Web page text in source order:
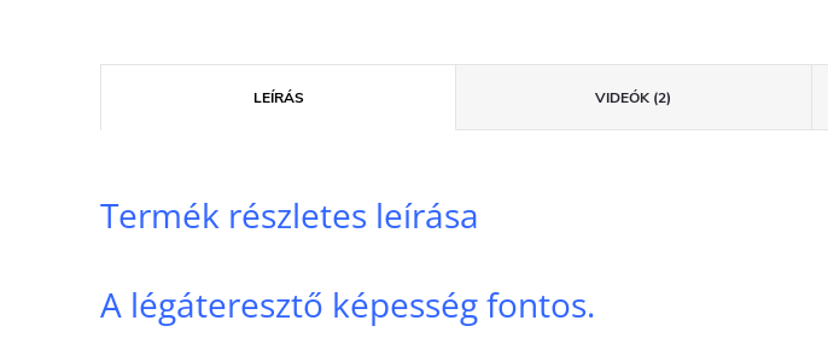
LEÍRÁS VIDEÓK (2)
Termék részletes leírása
A légáteresztő képesség fontos.